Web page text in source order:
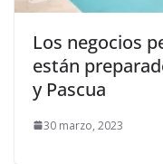
Los negocios
están
y Pascua
30 marzo, 2023